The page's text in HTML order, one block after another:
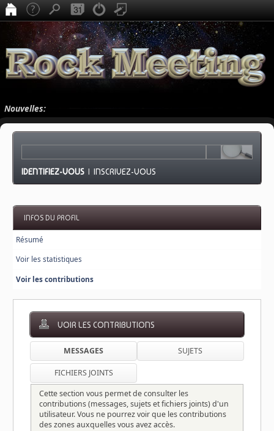
Nouvelles:
IDENTIFIEZ-VOUS |INSCRIVEZ-VOUS
INFOS DU PROFIL
Résumé
Voir les statistiques
Voir les contributions
VOIR LES CONTRIBUTIONS
MESSAGES SUJETS
FICHIERS JOINTS
Cette section vous permet de consulter les
contributions (messages, sujets et fichiers joints) d'un
utilisateur. Vous ne pourrez voir que les contributions
des zones auxquelles vous avez accès.